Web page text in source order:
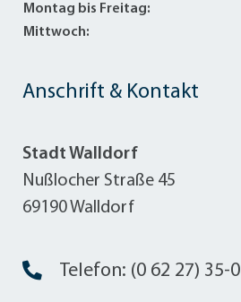
Anschrift & Kontakt
Stadt Walldorf
Nußlocher Straße 45
69190 Walldorf
Telefon: (0 62 27) 35-0
Montag bis Freitag:
Mittwoch: